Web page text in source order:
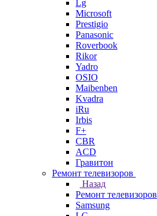
Lg
Microsoft
Prestigio
Panasonic
Roverbook
Rikor
Yadro
OSIO
Maibenben
Kvadra
iRu
Irbis
F+
CBR
ACD
Гравитон
Ремонт телевизоров
Назад
Ремонт телевизоров
Samsung